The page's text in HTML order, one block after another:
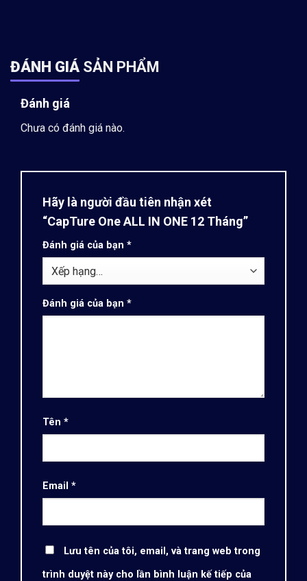
ĐÁNH GIÁ SẢN PHẨM
Đánh giá
Chưa có đánh giá nào.
Hãy là người đầu tiên nhận xét
“CapTure One ALL IN ONE 12 Tháng”
Đánh giá của bạn *
Đánh giá của bạn *
Tên *
Email *
Lưu tên của tôi, email, và trang web trong
trình duyệt này cho lần bình luận kế tiếp của